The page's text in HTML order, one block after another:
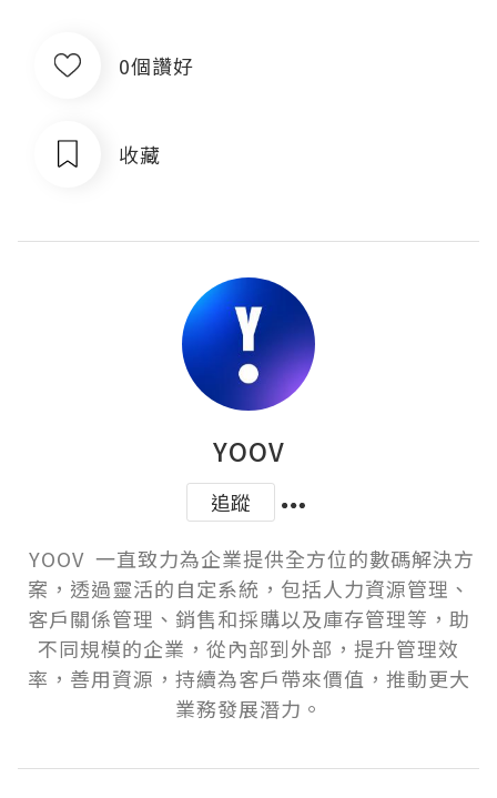
0個讚好
收藏
YOOV
追蹤
案，透過靈活的自定系統，包括人力資源管理、
客戶關係管理、銷售和採購以及庫存管理等，助
不同規模的企業，從內部到外部，提升管理效
率，善用資源，持續為客戶帶來價值，推動更大
業務發展潛力。